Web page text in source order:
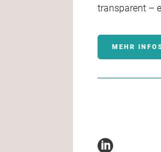
transparent –
MEHR